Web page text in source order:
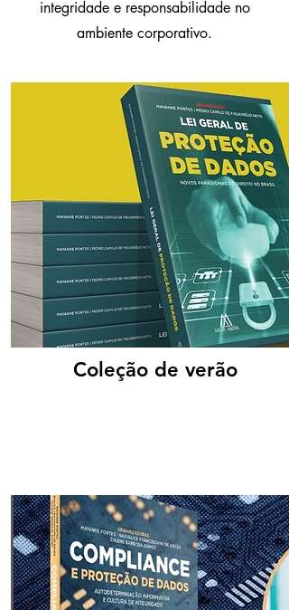
integridade e responsabilidade no
ambiente corporativo.
Coleção de verão